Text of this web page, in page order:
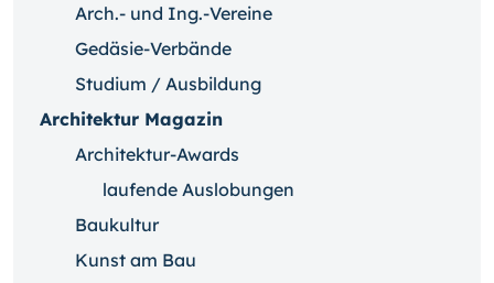
Arch.- und Ing.-Vereine
Gedäsie-Verbände
Studium / Ausbildung
Architektur Magazin
Architektur-Awards
laufende Auslobungen
Baukultur
Kunst am Bau